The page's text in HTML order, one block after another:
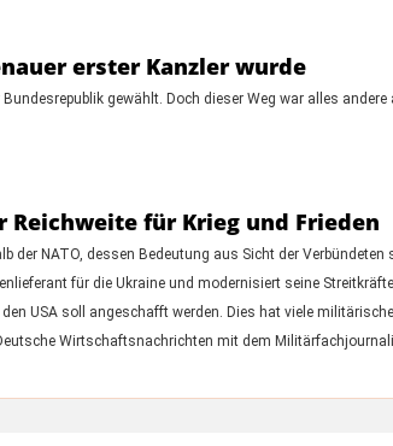
erster Kanzler wurde
gewählt. Doch dieser Weg war alles
Reichweite für Krieg und Frieden
NATO, dessen Bedeutung aus Sicht der
für die Ukraine und modernisiert seine
USA soll angeschafft werden. Dies hat viele
Wirtschaftsnachrichten mit dem